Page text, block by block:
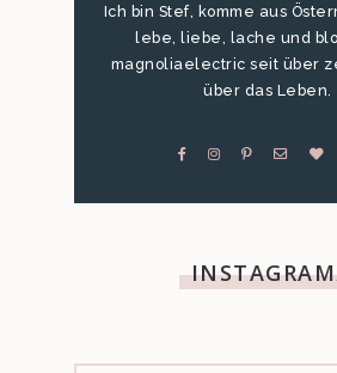
Ich bin Stef, komme aus
lebe, liebe, lache und
magnoliaelectric seit über
über das Leben.
INSTAGRAM